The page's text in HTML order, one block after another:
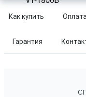
Как купить
Гарантия